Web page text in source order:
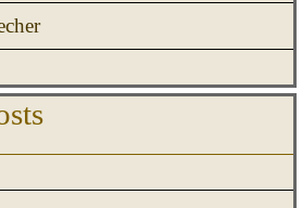
Posts